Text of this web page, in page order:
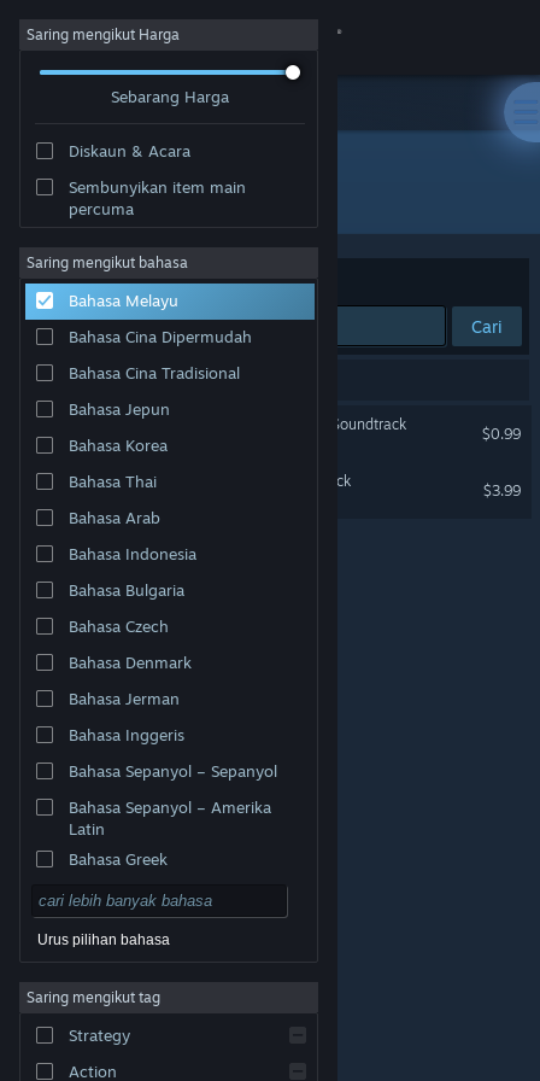
Sign in
Tentang
Sokongan
Ubah bahasa
Dapatkan Steam Mobile App
Lihat laman web desktop
© Valve Corporation. Hak cipta terpelihara. Semua
tanda dagangan ialah hak milik pemilik masing-masing
Perundangan|Accessibility
Steam| Bayaran balik
Saring mengikut Harga
Sebarang Harga
Diskaun & Acara
Sembunyikan item main
percuma
Saring mengikut bahasa
Bahasa Melayu
Bahasa Cina Dipermudah
Bahasa Cina Tradisional
Bahasa Jepun
Bahasa Korea
Bahasa Thai
Bahasa Arab
Bahasa Indonesia
Bahasa Bulgaria
Bahasa Czech
Bahasa Denmark
Bahasa Jerman
Bahasa Inggeris
Bahasa Sepanyol – Sepanyol
Bahasa Sepanyol – Amerika
Latin
Bahasa Greek
Urus pilihan bahasa
Saring mengikut tag
Strategy
Action
Pembangun: Tom Stoffel
Susun mengikut Perkaitan
Cari
2 hasil sepadan dengan carian anda.
Blade Symphony Original Soundtrack
$0.99
Galacide Original Soundtrack
$3.99